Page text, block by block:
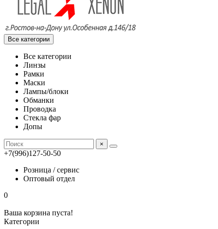
Все категории
Все категории
Линзы
Рамки
Маски
Лампы/блоки
Обманки
Проводка
Стекла фар
Допы
×
+7(996)127-50-50
Розница / сервис
Оптовый отдел
0
Ваша корзина пуста!
Категории